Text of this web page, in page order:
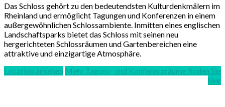
Das Schloss gehört zu den bedeutendsten Kulturdenkmälern im
Rheinland und ermöglicht Tagungen und Konferenzen in einem
außergewöhnlichen Schlossambiente. Inmitten eines englischen
Landschaftsparks bietet das Schloss mit seinen neu
hergerichteten Schlossräumen und Gartenbereichen eine
attraktive und einzigartige Atmosphäre.
Location ansehen Mehr Taguns- und Konferenzräume finden Sie
hier